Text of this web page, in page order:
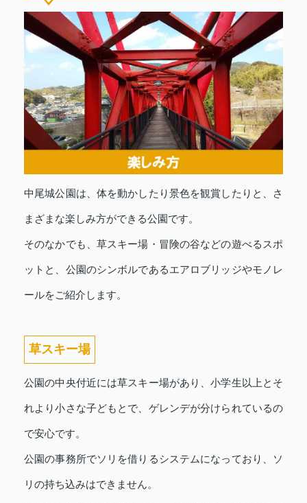
中尾城公園は、体を動かしたり景色を観賞したりと、さ
まざまな楽しみ方ができる公園です。
そのなかでも、草スキー場・冒険の谷などの遊べるスポ
ットと、公園のシンボルであるエアロブリッジやモノレ
ールをご紹介します。
草スキー場
公園の中央付近には草スキー場があり、小学生以上とそ
れより小さな子どもとで、ゲレンデが分けられているの
で安心です。
公園の事務所でソリを借りるシステムになっており、ソ
リの持ち込みはできません。